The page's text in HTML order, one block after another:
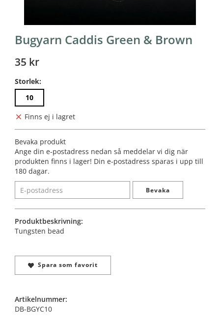
Bugyarn Caddis Green & Brown
35 kr
Storlek:
10
Finns ej i lagret
Bevaka produkt
Ange din e-postadress nedan så meddelar vi dig när
produkten finns i lager! Din e-postadress sparas i upp till
180 dagar.
Bevaka
Produktbeskrivning:
Tungsten bead
Spara som favorit
Artikelnummer:
DB-BGYC10